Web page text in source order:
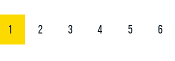
1 2 3 4 5 6